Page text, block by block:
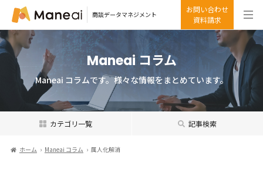
商談データマネジメント
お問い合わせ
資料請求
Maneai コラム
Maneai コラムです。様々な情報をまとめています。
カテゴリ一覧 記事検索
ホーム Maneai コラム 属人化解消